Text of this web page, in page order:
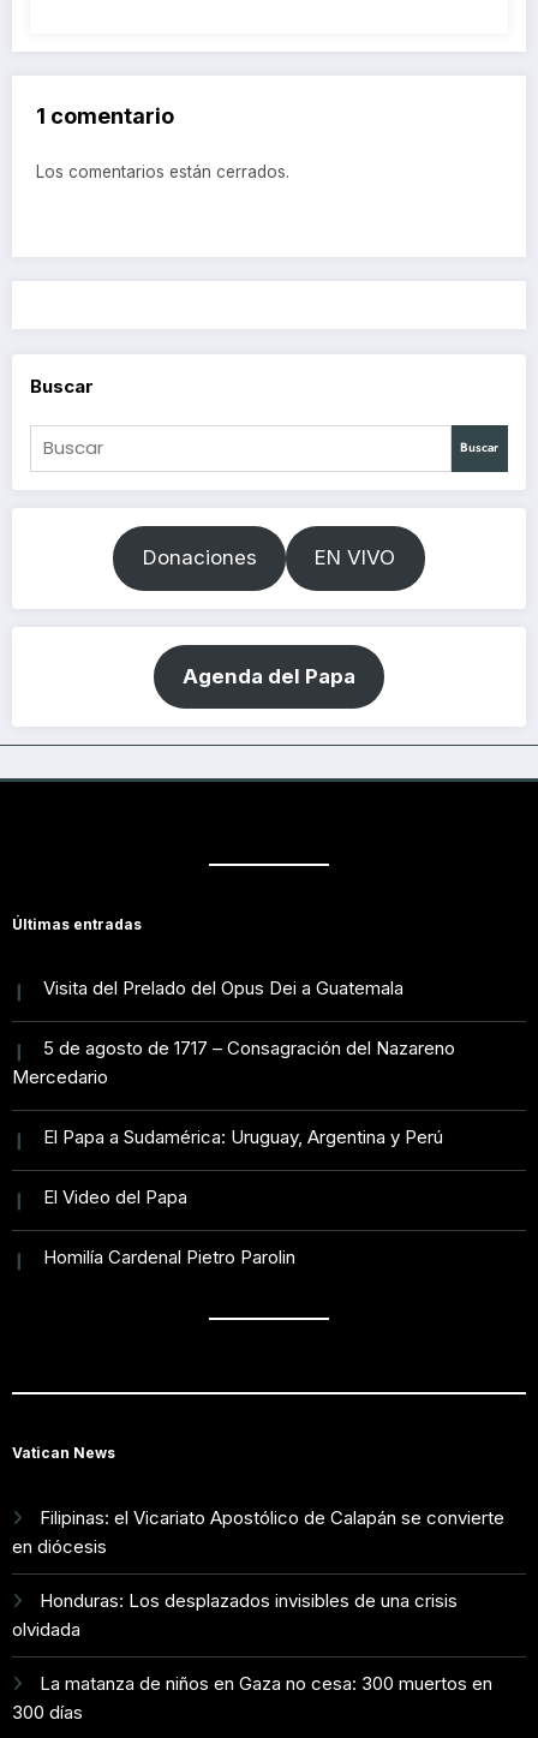
1 comentario
Los comentarios están cerrados.
Buscar
Buscar
Donaciones EN VIVO
Agenda del Papa
Últimas entradas
Visita del Prelado del Opus Dei a Guatemala
5 de agosto de 1717 – Consagración del Nazareno
Mercedario
El Papa a Sudamérica: Uruguay, Argentina y Perú
El Video del Papa
Homilía Cardenal Pietro Parolin
Vatican News
Filipinas: el Vicariato Apostólico de Calapán se convierte
en diócesis
Honduras: Los desplazados invisibles de una crisis
olvidada
La matanza de niños en Gaza no cesa: 300 muertos en
300 días